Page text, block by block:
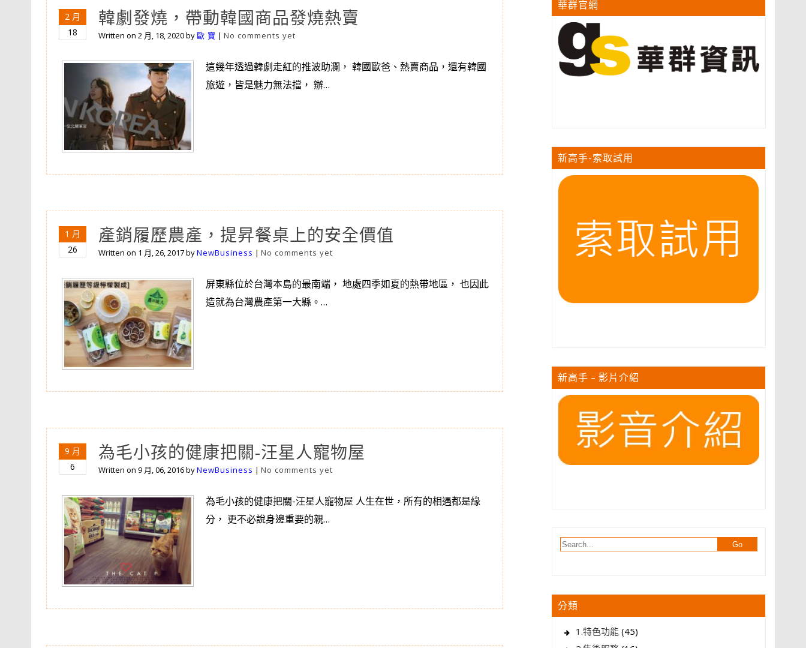
2 月
18
韓劇發燒，帶動韓國商品發燒熱賣
Written on2 月, 18, 2020by歐 寶 |No comments yet
這幾年透過韓劇走紅的推波助瀾， 韓國歐爸、熱賣商品，還有韓國
旅遊，皆是魅力無法擋， 辦…
1 月
26
產銷履歷農產，提昇餐桌上的安全價值
Written on 1 月, 26, 2017byNewBusiness |No comments yet
屏東縣位於台灣本島的最南端， 地處四季如夏的熱帶地區， 也因此
造就為台灣農產第一大縣。…
9 月
6
為毛小孩的健康把關-汪星人寵物屋
Written on9 月, 06, 2016byNewBusiness |No comments yet
為毛小孩的健康把關-汪星人寵物屋 人生在世，所有的相遇都是緣
分， 更不必說身邊重要的親…
華群官網
新高手-索取試用
新高手 – 影片介紹
分類
1.特色功能 (45)